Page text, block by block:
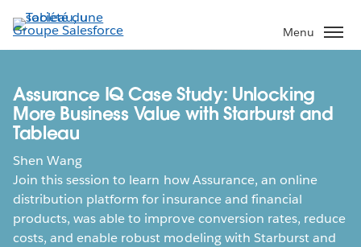
Aller
au
contenu
Menu
Assurance IQ Case Study: Unlocking
More Business Value with Starburst and
Tableau
Shen Wang
Join this session to learn how Assurance, an online
distribution platform for insurance and financial
products, was able to improve conversion rates, reduce
costs, and enable robust modeling with Starburst and